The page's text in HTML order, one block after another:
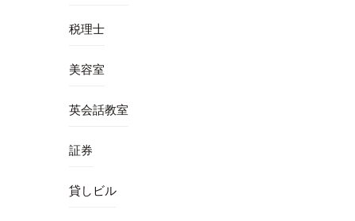
税理士
美容室
英会話教室
証券
貸しビル